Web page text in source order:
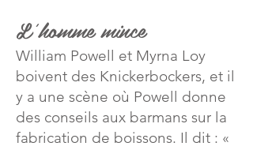
L'homme mince
William Powell et Myrna Loy
boivent des Knickerbockers, et il
y a une scène où Powell donne
des conseils aux barmans sur la
fabrication de boissons. Il dit : «